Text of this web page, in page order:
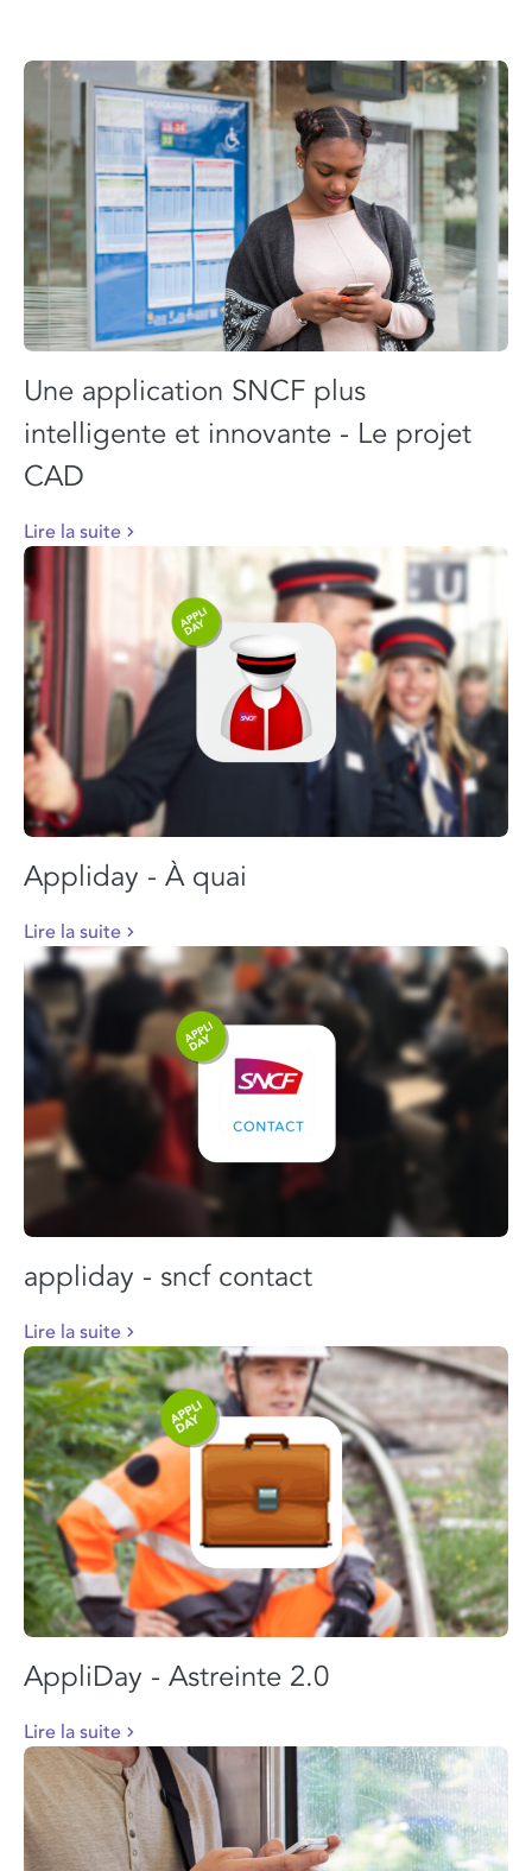
Une application SNCF plus
intelligente et innovante - Le projet
CAD
Lire la suite
Appliday - À quai
Lire la suite
appliday - sncf contact
Lire la suite
AppliDay - Astreinte 2.0
Lire la suite